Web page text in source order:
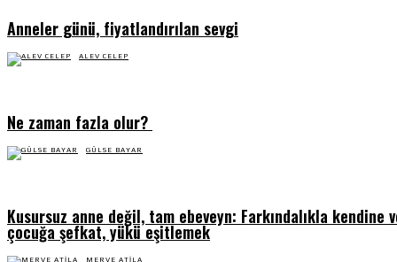
Anneler günü, fiyatlandırılan sevgi
ALEV CELEP
Ne zaman fazla olur?
GÜLSE BAYAR
Kusursuz anne değil, tam ebeveyn: Farkındalıkla kendine
çocuğa şefkat, yükü eşitlemek
MERVE ATILA